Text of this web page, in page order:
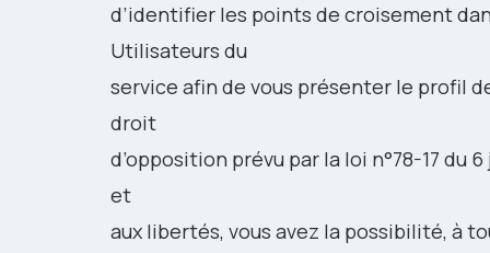
d’identifier les points de croisement
Utilisateurs du
service afin de vous présenter le profil
droit
d’opposition prévu par la loi n°78-17 du
et
aux libertés, vous avez la possibilité, à